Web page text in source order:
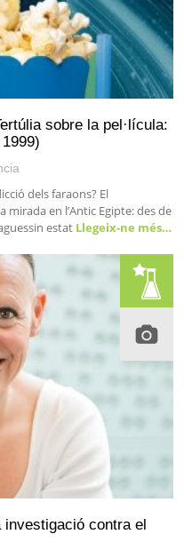
sobre la pel·lícula:
dels faraons? El
en l’Antic Egipte: des de
estat Llegeix-ne més…
contra el